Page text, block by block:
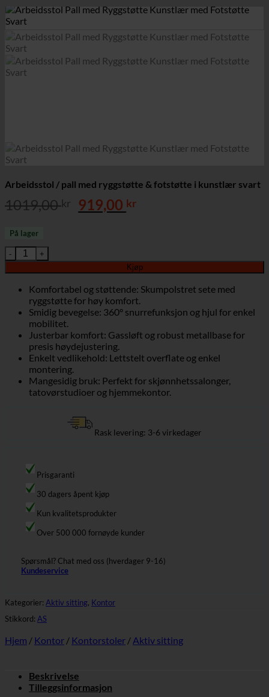
Arbeidsstol / pall med ryggstøtte & fotstøtte i kunstlær svart
1019,00kr
Opprinnelig
pris
919,00 krNåværende
På lager
Arbeidsstol / pall med ryggstøtte & fotstøtte i kunstlær svart
Kjøp
Komfortabel og støttende: Skumpolstret sete med
ryggstøtte for høy komfort.
Smidig bevegelse: 360° snurrefunksjon og hjul for enkel
mobilitet.
Justerbar komfort: Gassløft og robust metallbase for
presis høydejustering.
Enkelt vedlikehold: Lettstelt overflate og enkel
montering.
Mangesidig bruk: Perfekt for skjønnhetssalonger,
tatovørstudioer og hjemmekontor.
Rask levering: 3-6 virkedager
Prisgaranti
30 dagers åpent kjøp
Kun kvalitetsprodukter
Over 500 000 fornøyde kunder
Spørsmål? Chat med oss (hverdager 9-16)
Kundeservice
Kategorier: Aktiv sitting, Kontor
Stikkord: AS
Hjem / Kontor / Kontorstoler / Aktiv sitting
Beskrivelse
Tilleggsinformasjon